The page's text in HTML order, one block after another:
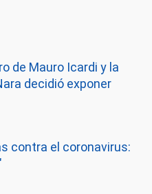
de Mauro Icardi y la
decidió exponer
contra el coronavirus: